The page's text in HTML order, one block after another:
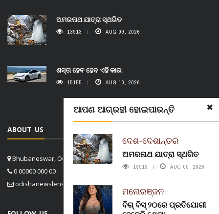
ଆପଣ ଆଗ୍ରହୀ ହୋଇପାରନ୍ତି
ଦେଶ-ଦେଶାନ୍ତର
ଅମରନାଥ ଯାତ୍ରା ସ୍ଥଗିତ
13913 AUG 09, 2026
ମନୋରଞ୍ଜନ
ବିଗ୍ ବିସ୍ ୨୦ରେ ପ୍ରତିଯୋଗୀ
ଅମରନାଥ ଯାତ୍ରା ସ୍ଥଗିତ
13913 AUG 09, 2026
ଶସ୍ତା ହେବ ହେବ ଏହି କାର
15155 AUG 10, 2026
ABOUT US
Bhubaneswar, Odisha, India
0 00000 000 00
odishanewslens@gmail.com